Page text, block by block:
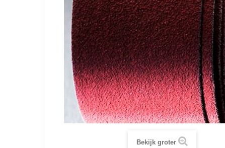
Bekijk groter